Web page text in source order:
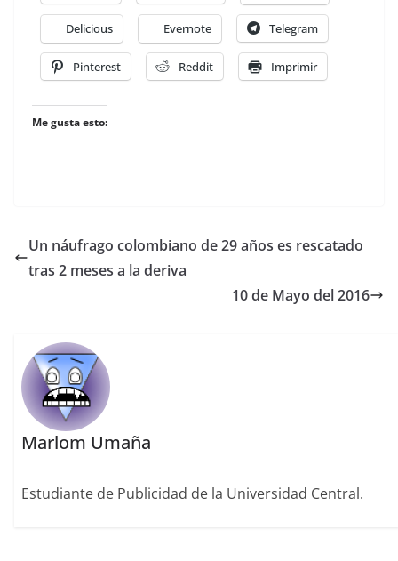
Delicious Evernote Telegram
Pinterest Reddit Imprimir
Me gusta esto:
Un náufrago colombiano de 29 años es rescatado
tras 2 meses a la deriva
10 de Mayo del 2016
Marlom Umaña
Estudiante de Publicidad de la Universidad Central.